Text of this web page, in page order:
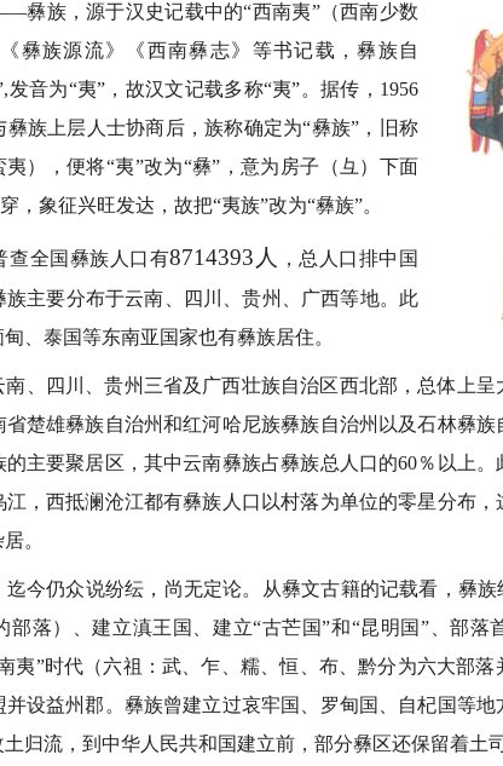
彝族，源于汉史记载中的“西南夷”（西南少数
彝族源流》《西南彝志》等书记载，彝族自
发音为“夷”，故汉文记载多称“夷”。据传，1956
族上层人士协商后，族称确定为“彝族”，旧称
），便将“夷”改为“彝”，意为房子（彑）下面
，象征兴旺发达，故把“夷族”改为“彝族”。
查全国彝族人口有8714393人
，总人口排中国
主要分布于云南、四川、贵州、广西等地。此
、泰国等东南亚国家也有彝族居住。
、四川、贵州三省及广西壮族自治区西北部，总体上呈
楚雄彝族自治州和红河哈尼族彝族自治州以及石林彝
的主要聚居区，其中云南彝族占彝族总人口的60％以上
，西抵澜沧江都有彝族人口以村落为单位的零星分布
。
今仍众说纷纭，尚无定论。从彝文古籍的记载看，彝族
部落）、建立滇王国、建立“古芒国”和“昆明国”、部落
夷”时代（六祖：武、乍、糯、恒、布、黔分为六大部
设益州郡。彝族曾建立过哀牢国、罗甸国、自杞国等
归流，到中华人民共和国建立前，部分彝区还保留着土司